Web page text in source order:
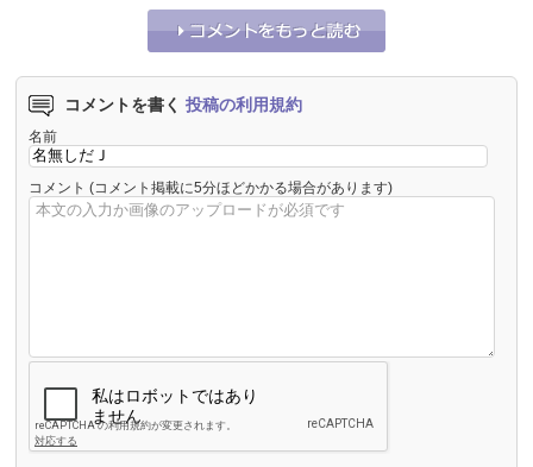
コメントを書く 投稿の利用規約
名前
コメント (コメント掲載に5分ほどかかる場合があります)